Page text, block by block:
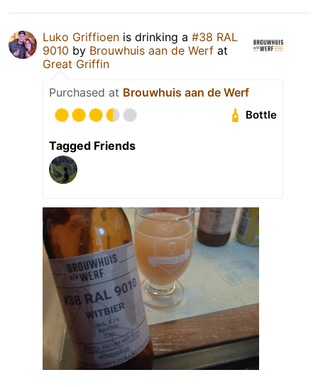
Luko Griffioen is drinking a #38 RAL
9010 by Brouwhuis aan de Werf at
Great Griffin
Purchased at Brouwhuis aan de Werf
Bottle
Tagged Friends